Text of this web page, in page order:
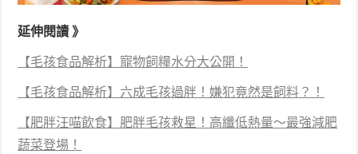
延伸閱讀 》
【毛孩食品解析】寵物飼糧水分大公開！
【毛孩食品解析】六成毛孩過胖！嫌犯竟然是飼料？！
【肥胖汪喵飲食】肥胖毛孩救星！高纖低熱量～最強減肥
蔬菜登場！